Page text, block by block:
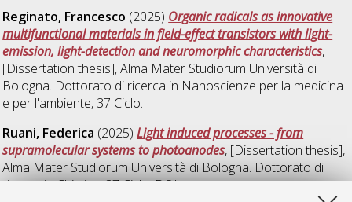
Reginato, Francesco (2025) Organic radicals as innovative
multifunctional materials in field-effect transistors with light-
emission, light-detection and neuromorphic characteristics,
[Dissertation thesis], Alma Mater Studiorum Università di
Bologna. Dottorato di ricerca in Nanoscienze per la medicina
e per l'ambiente, 37 Ciclo.
Ruani, Federica (2025)Light induced processes - from
supramolecular systems to photoanodes, [Dissertation thesis],
Alma Mater Studiorum Università di Bologna. Dottorato di
ricerca inChimica, 37 Ciclo. DOI